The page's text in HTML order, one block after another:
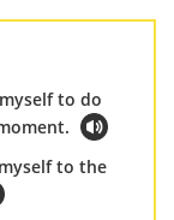
to do
to the